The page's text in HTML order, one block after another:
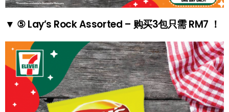
▼ ⑤ Lay’s Rock Assorted – 购买3包只需 RM7 ！